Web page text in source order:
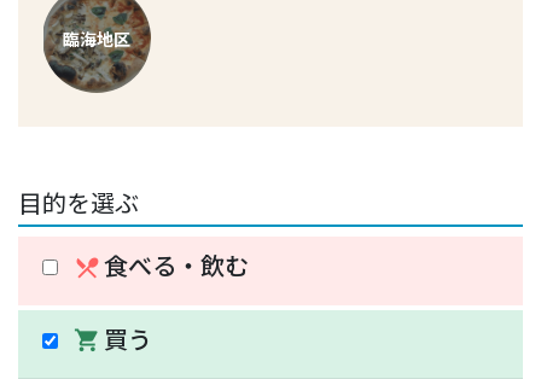
臨海地区
目的を選ぶ
restaurant_menu食べる・飲む
shopping_cart 買う